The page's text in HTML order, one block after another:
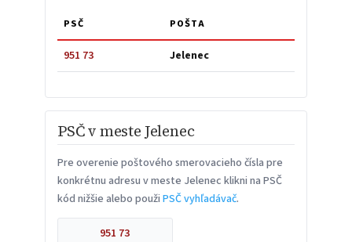
PSČ POŠTA
951 73 Jelenec
PSČ v meste Jelenec
Pre overenie poštového smerovacieho čísla pre
konkrétnu adresu v meste Jelenec klikni na PSČ
kód nižšie alebo použi PSČ vyhľadávač.
951 73